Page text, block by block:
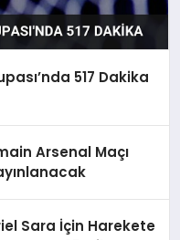
517 Dakika
Arsenal Maçı
Sara İçin Harekete